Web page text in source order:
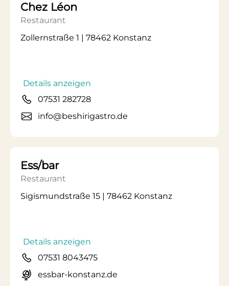
Chez Léon
Restaurant
Zollernstraße 1 | 78462 Konstanz
Details anzeigen
07531 282728
info@beshirigastro.de
Ess/bar
Restaurant
Sigismundstraße 15 | 78462 Konstanz
Details anzeigen
07531 8043475
essbar-konstanz.de